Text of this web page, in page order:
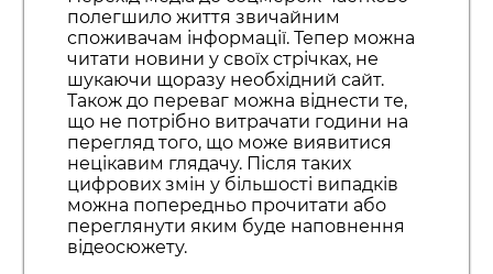
полегшило життя звичайним
споживачам інформації. Тепер можна
читати новини у своїх стрічках, не
шукаючи щоразу необхідний сайт.
Також до переваг можна віднести те,
що не потрібно витрачати години на
перегляд того, що може виявитися
нецікавим глядачу. Після таких
цифрових змін у більшості випадків
можна попередньо прочитати або
переглянути яким буде наповнення
відеосюжету.